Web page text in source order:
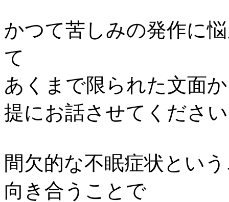
かつて苦しみの発作に
て
あくまで限られた文面
提にお話させてくださ
間欠的な不眠症状とい
向き合うことで